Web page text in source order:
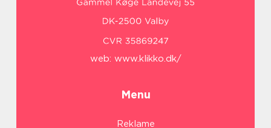
web: www.klikko.dk/
Menu
Reklame